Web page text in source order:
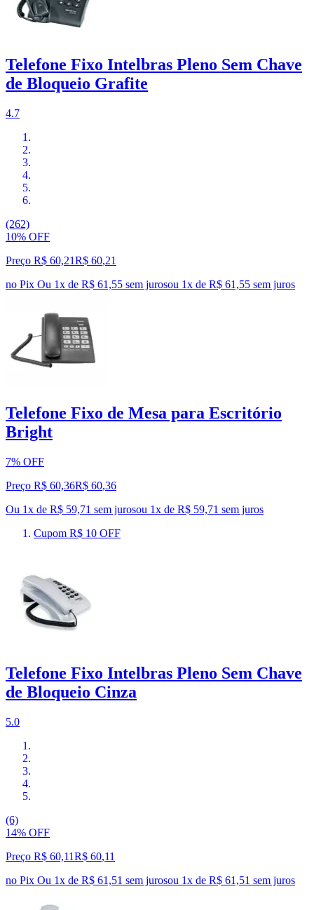
Telefone Fixo Intelbras Pleno Sem Chave
de Bloqueio Grafite
4.7
(262)
10% OFF
Preço R$ 60,21R$ 60,21
no Pix Ou 1x de R$ 61,55 sem jurosou 1x de R$ 61,55 sem juros
Telefone Fixo de Mesa para Escritório
Bright
7% OFF
Preço R$ 60,36R$ 60,36
Ou 1x de R$ 59,71 sem jurosou 1x de R$ 59,71 sem juros
Cupom R$ 10 OFF
Telefone Fixo Intelbras Pleno Sem Chave
de Bloqueio Cinza
5.0
(6)
14% OFF
Preço R$ 60,11R$ 60,11
no Pix Ou 1x de R$ 61,51 sem jurosou 1x de R$ 61,51 sem juros